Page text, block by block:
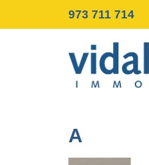
973 711 714
A